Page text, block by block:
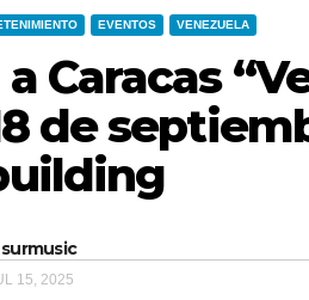
EVENTOS VENEZUELA
Caracas
de
surmusic
15, 2025